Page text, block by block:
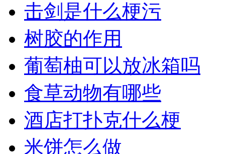
击剑是什么梗污
树胶的作用
葡萄柚可以放冰箱吗
食草动物有哪些
酒店打扑克什么梗
米饼怎么做